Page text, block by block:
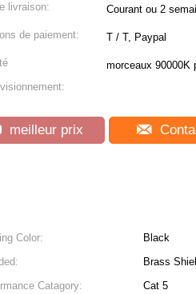
livraison: Courant ou 2
de paiement: T / T, Paypal
morceaux 90000K
meilleur prix
Color:
Black
Brass
Catagory:
Cat 5